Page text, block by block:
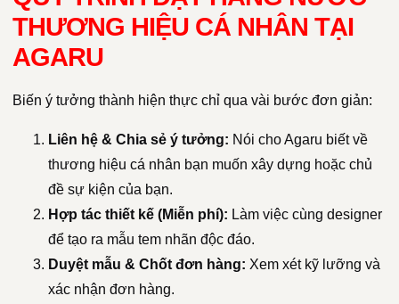
THƯƠNG HIỆU CÁ NHÂN TẠI
AGARU
Biến ý tưởng thành hiện thực chỉ qua vài bước đơn giản:
Liên hệ & Chia sẻ ý tưởng: Nói cho Agaru biết về
thương hiệu cá nhân bạn muốn xây dựng hoặc chủ
đề sự kiện của bạn.
Hợp tác thiết kế (Miễn phí): Làm việc cùng designer
để tạo ra mẫu tem nhãn độc đáo.
Duyệt mẫu & Chốt đơn hàng: Xem xét kỹ lưỡng và
xác nhận đơn hàng.